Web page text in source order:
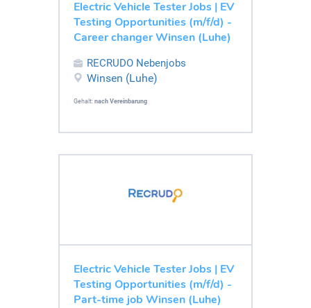
Electric Vehicle Tester Jobs | EV
Testing Opportunities (m/f/d) -
Career changer Winsen (Luhe)
RECRUDO Nebenjobs
Winsen (Luhe)
Gehalt: nach Vereinbarung
Electric Vehicle Tester Jobs | EV
Testing Opportunities (m/f/d) -
Part-time job Winsen (Luhe)